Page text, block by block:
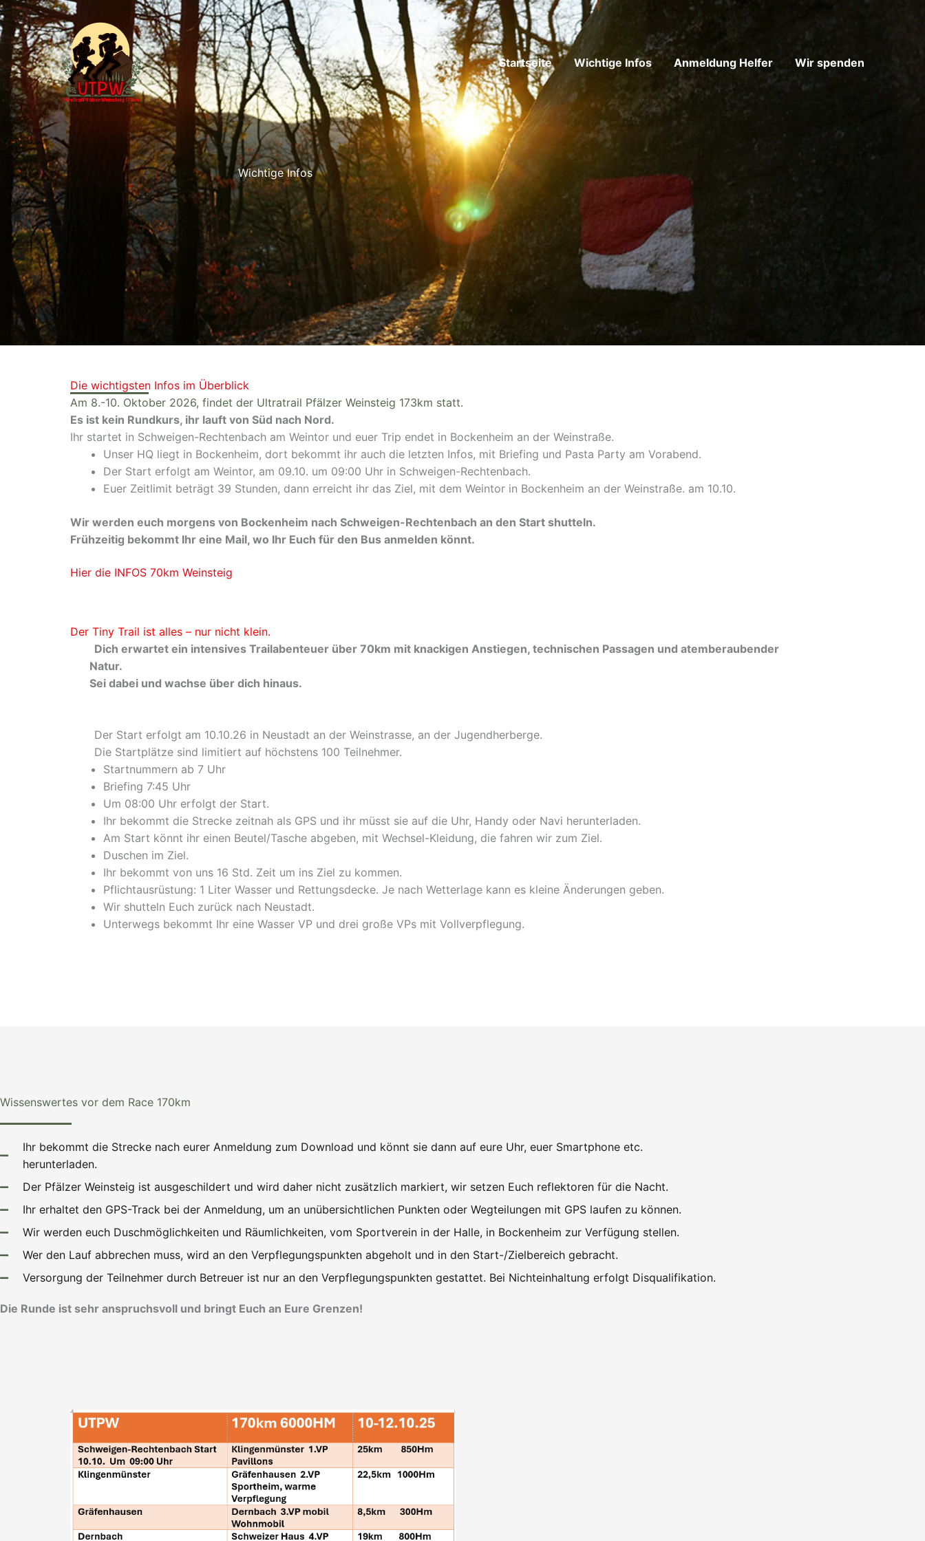
Zum
Inhalt
springen
Startseite
Wichtige Infos Anmeldung Helfer Wir spenden
Wichtige Infos
Die wichtigsten Infos im Überblick
Am 8.-10. Oktober 2026, findet der Ultratrail Pfälzer Weinsteig 173km statt.
Es ist kein Rundkurs, ihr lauft von Süd nach Nord.
Ihr startet in Schweigen-Rechtenbach am Weintor und euer Trip endet in Bockenheim an der Weinstraße.
Unser HQ liegt in Bockenheim, dort bekommt ihr auch die letzten Infos, mit Briefing und Pasta Party am Vorabend.
Der Start erfolgt am Weintor, am 09.10. um 09:00 Uhr in Schweigen-Rechtenbach.
Euer Zeitlimit beträgt 39 Stunden, dann erreicht ihr das Ziel, mit dem Weintor in Bockenheim an der Weinstraße. am 10.10.
Wir werden euch morgens von Bockenheim nach Schweigen-Rechtenbach an den Start shutteln.
Frühzeitig bekommt Ihr eine Mail, wo Ihr Euch für den Bus anmelden könnt.
Hier die INFOS 70km Weinsteig
Der Tiny Trail ist alles – nur nicht klein.
Dich erwartet ein intensives Trailabenteuer über 70km mit knackigen Anstiegen, technischen Passagen und atemberaubender
Natur.
Sei dabei und wachse über dich hinaus.
Der Start erfolgt am 10.10.26 in Neustadt an der Weinstrasse, an der Jugendherberge.
Die Startplätze sind limitiert auf höchstens 100 Teilnehmer.
Startnummern ab 7 Uhr
Briefing 7:45 Uhr
Um 08:00 Uhr erfolgt der Start.
Ihr bekommt die Strecke zeitnah als GPS und ihr müsst sie auf die Uhr, Handy oder Navi herunterladen.
Am Start könnt ihr einen Beutel/Tasche abgeben, mit Wechsel-Kleidung, die fahren wir zum Ziel.
Duschen im Ziel.
Ihr bekommt von uns 16 Std. Zeit um ins Ziel zu kommen.
Pflichtausrüstung: 1 Liter Wasser und Rettungsdecke. Je nach Wetterlage kann es kleine Änderungen geben.
Wir shutteln Euch zurück nach Neustadt.
Unterwegs bekommt Ihr eine Wasser VP und drei große VPs mit Vollverpflegung.
Wissenswertes vor dem Race 170km
Ihr bekommt die Strecke nach eurer Anmeldung zum Download und könnt sie dann auf eure Uhr, euer Smartphone etc.
herunterladen.
Der Pfälzer Weinsteig ist ausgeschildert und wird daher nicht zusätzlich markiert, wir setzen Euch reflektoren für die Nacht.
Ihr erhaltet den GPS-Track bei der Anmeldung, um an unübersichtlichen Punkten oder Wegteilungen mit GPS laufen zu können.
Wir werden euch Duschmöglichkeiten und Räumlichkeiten, vom Sportverein in der Halle, in Bockenheim zur Verfügung stellen.
Wer den Lauf abbrechen muss, wird an den Verpflegungspunkten abgeholt und in den Start-/Zielbereich gebracht.
Versorgung der Teilnehmer durch Betreuer ist nur an den Verpflegungspunkten gestattet. Bei Nichteinhaltung erfolgt Disqualifikation.
Die Runde ist sehr anspruchsvoll und bringt Euch an Eure Grenzen!